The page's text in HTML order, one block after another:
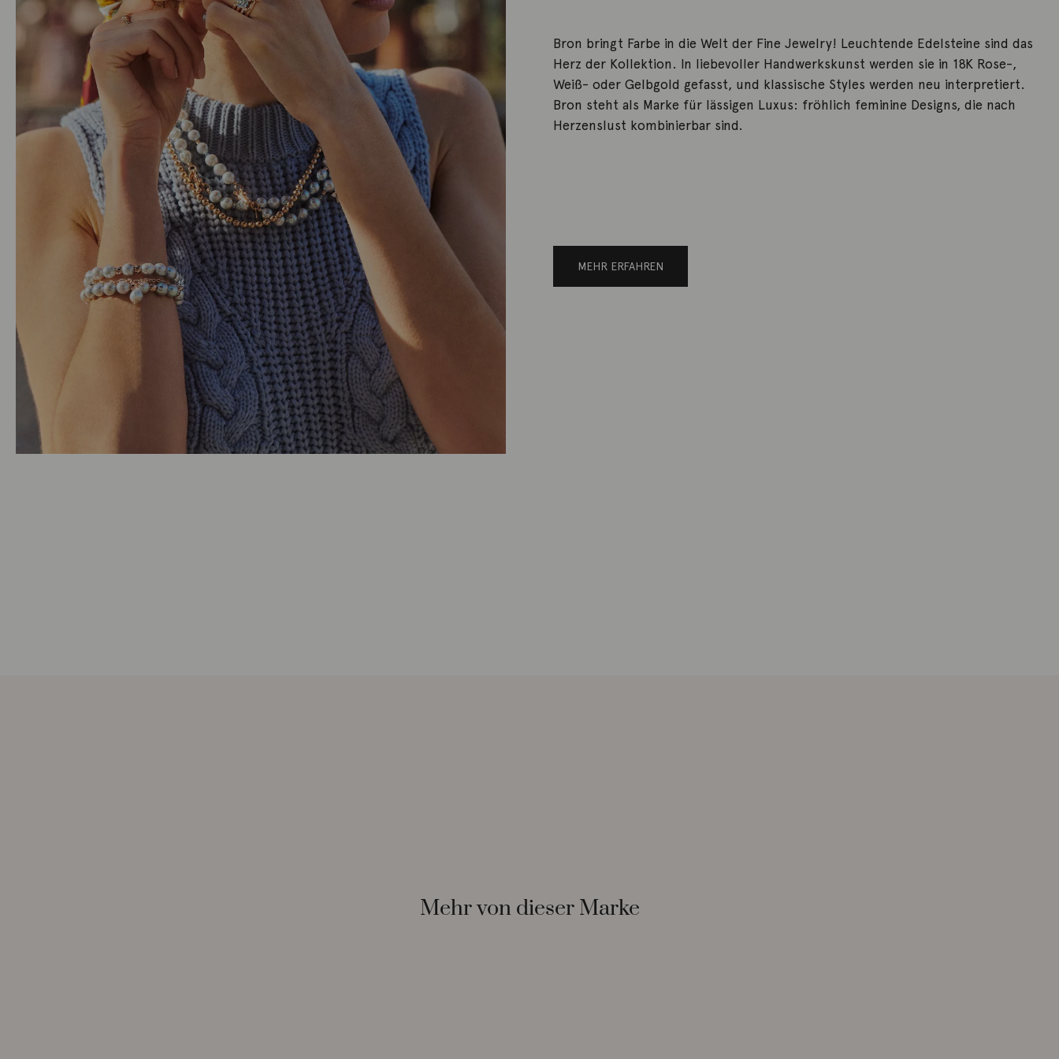
Bron bringt Farbe in die Welt der Fine Jewelry! Leuchtende Edelsteine sind das
Herz der Kollektion. In liebevoller Handwerkskunst werden sie in 18K Rose-,
Weiß- oder Gelbgold gefasst, und klassische Styles werden neu interpretiert.
Bron steht als Marke für lässigen Luxus: fröhlich feminine Designs, die nach
Herzenslust kombinierbar sind.
MEHR ERFAHREN
Mehr von dieser Marke